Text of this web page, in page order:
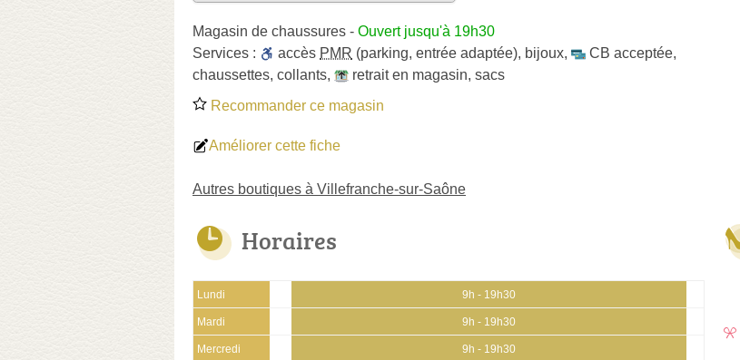
Magasin de chaussures - Ouvert jusqu'à 19h30
Services :
accès PMR (parking, entrée adaptée), bijoux, CB acceptée,
chaussettes, collants, retrait en magasin, sacs
Recommander ce magasin
Améliorer cette fiche
Autres boutiques à Villefranche-sur-Saône
Horaires
Lundi 9h - 19h30
Mardi 9h - 19h30
Mercredi 9h - 19h30